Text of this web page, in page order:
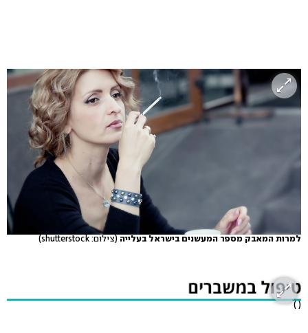
למרות המאבק מספר המעשנים בישראל בעלייה (צילום: shutterstock)
( )